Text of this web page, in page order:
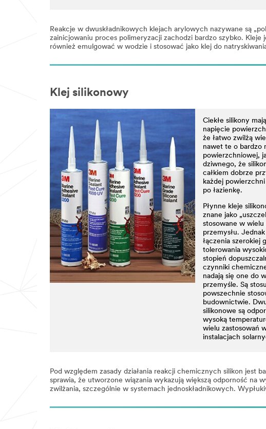
Reakcje w dwuskładnikowych klejach arylowych nazywane są
zainicjowaniu proces polimeryzacji zachodzi bardzo szybko.
również emulgować w wodzie i stosować jako klej do
Klej silikonowy
Ciekłe silikony
napięcie
że łatwo zwilżą
nawet te o bardzo
powierzchniowej,
dziwnego, że
całkiem dobrze
każdej
po łazienkę.
Płynne kleje
znane jako
stosowane w wielu
przemysłu.
łączenia szerokiej
tolerowania
stopień
czynniki
nadają się one do
przemyśle. Są
powszechnie
budownictwie.
silikonowe są
wysoką
wielu zastosowań
instalacjach
Pod względem zasady działania reakcji chemicznych silikon jest
sprawia, że utworzone wiązania wykazują większą odporność
zwilżania, szczególnie w systemach jednoskładnikowych.